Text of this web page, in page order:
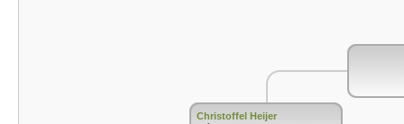
Christoffel Heijer